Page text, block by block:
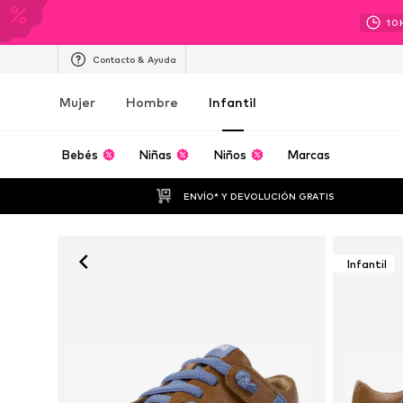
10
Contacto & Ayuda
Mujer Hombre Infantil
Bebés Niñas Niños Marcas
ENVÍO* Y DEVOLUCIÓN GRATIS
Infantil